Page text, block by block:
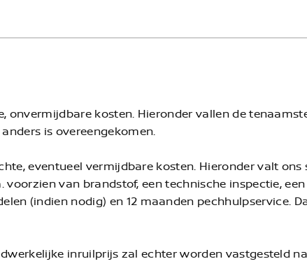
onvermijdbare kosten. Hieronder vallen de
is overeengekomen.
eventueel vermijdbare kosten. Hieronder valt
van brandstof, een technische inspectie,
(indien nodig) en 12 maanden pechhulpservice.
inruilprijs zal echter worden vastgesteld